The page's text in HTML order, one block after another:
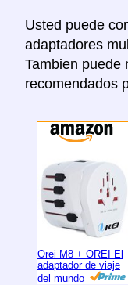
Usted puede
adaptadores
Tambien puede
recomendados
Orei M8 + OREI El
adaptador de viaje
del mundo